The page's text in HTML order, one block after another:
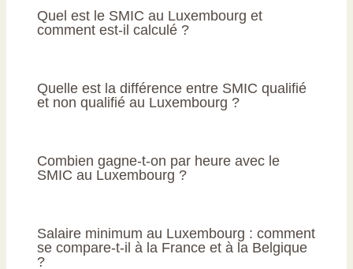
Quel est le SMIC au Luxembourg et
comment est-il calculé ?
Quelle est la différence entre SMIC qualifié
et non qualifié au Luxembourg ?
Combien gagne-t-on par heure avec le
SMIC au Luxembourg ?
Salaire minimum au Luxembourg : comment
se compare-t-il à la France et à la Belgique
?